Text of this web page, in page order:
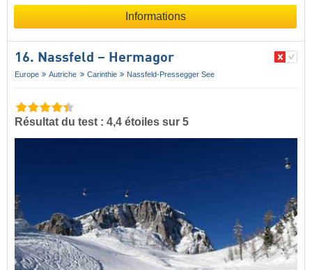
Informations
16. Nassfeld – Hermagor
Europe Autriche Carinthie Nassfeld-Pressegger See
Résultat du test : 4,4 étoiles sur 5